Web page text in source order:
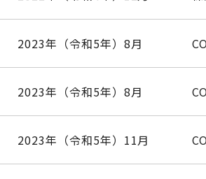
2023年（令和5年）8月
2023年（令和5年）8月
2023年（令和5年）11月